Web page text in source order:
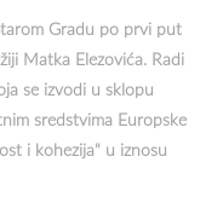
Gradu po prvi put
Matka Elezovića. Radi
se izvodi u sklopu
sredstvima Europske
i kohezija" u iznosu